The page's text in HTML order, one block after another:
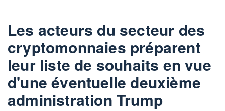
Les acteurs du secteur des
cryptomonnaies préparent
leur liste de souhaits en vue
d'une éventuelle deuxième
administration Trump